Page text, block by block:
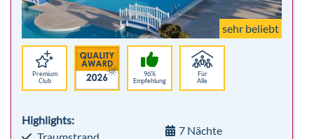
Highlights:
Traumstrand
Kinder/Familie
Wassersport
Hotelbeschreibung
7 Nächte
Vollpension
inkl. Flug
-33%
p. P.
2.513,00 €
p.P. ab 1.679 €